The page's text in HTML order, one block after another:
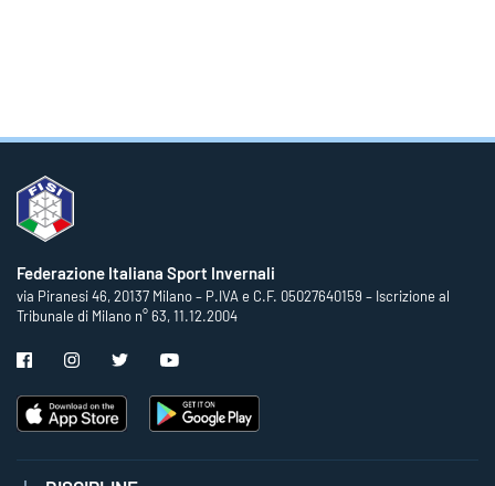
Federazione Italiana Sport Invernali
via Piranesi 46, 20137 Milano – P.IVA e C.F. 05027640159 – Iscrizione al
Tribunale di Milano n° 63, 11.12.2004